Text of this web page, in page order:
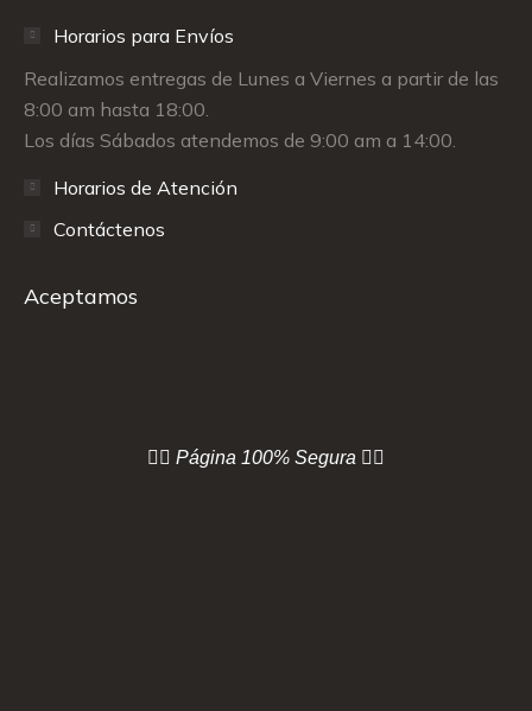
Horarios para Envíos
Realizamos entregas de Lunes a Viernes a partir de las
8:00 am hasta 18:00.
Los días Sábados atendemos de 9:00 am a 14:00.
Horarios de Atención
Contáctenos
Aceptamos
👇🏻 Página 100% Segura 👇🏻